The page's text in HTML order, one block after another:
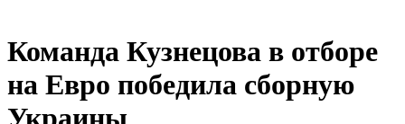
Команда Кузнецова в отборе
на Евро победила сборную